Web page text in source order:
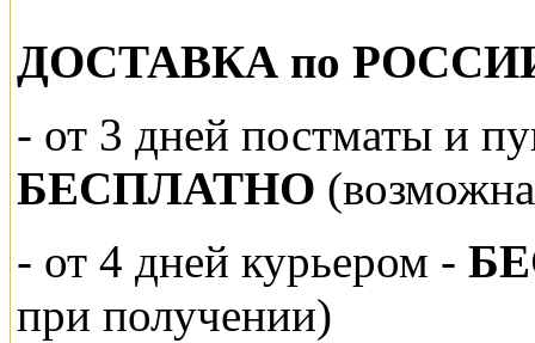
ДОСТАВКА по
- от 3 дней постматы и
БЕСПЛАТНО
- от 4 дней курьером -
при получении)